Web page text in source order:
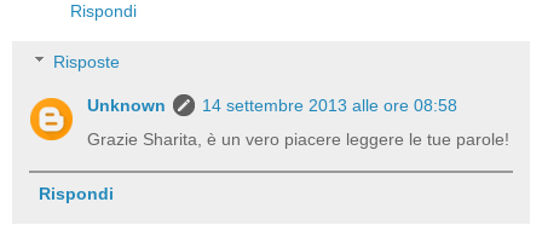
Rispondi
Risposte
Unknown
14 settembre 2013 alle ore 08:58
Grazie Sharita, è un vero piacere leggere le tue parole!
Rispondi